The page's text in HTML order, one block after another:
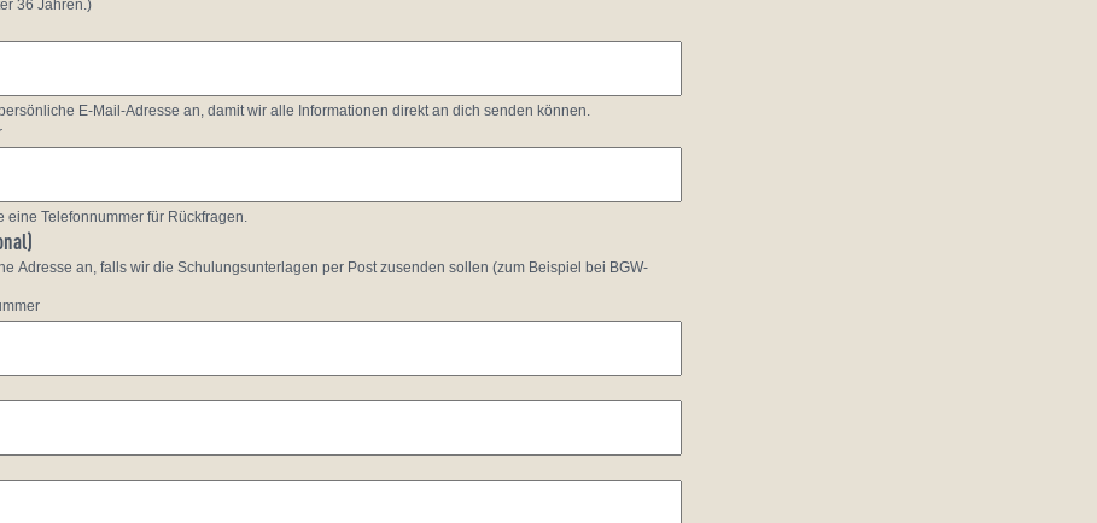
36 Jahren.)
E-Mail-Adresse an, damit wir alle Informationen direkt an dich senden können.
eine Telefonnummer für Rückfragen.
Adresse an, falls wir die Schulungsunterlagen per Post zusenden sollen (zum Beispiel bei BGW-